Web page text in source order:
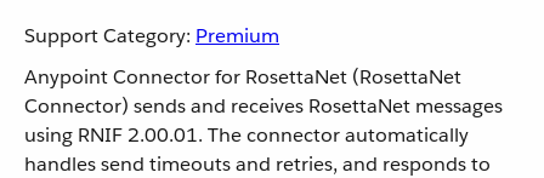
Support Category: Premium
Anypoint Connector for RosettaNet (RosettaNet
Connector) sends and receives RosettaNet messages
using RNIF 2.00.01. The connector automatically
handles send timeouts and retries, and responds to